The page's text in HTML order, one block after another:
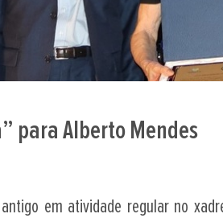
para Alberto Mendes
em atividade regular no